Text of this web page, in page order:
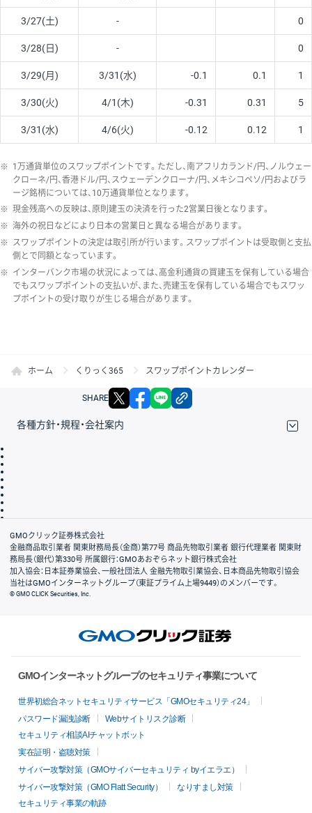
3/27(土) - 0
3/28(日) - 0
3/29(月) 3/31(水) -0.1 0.1 1
3/30(火) 4/1(木) -0.31 0.31 5
3/31(水) 4/6(火) -0.12 0.12 1
※ 1万通貨単位のスワップポイントです。ただし、南アフリカランド/円、ノルウェー
クローネ/円、香港ドル/円、スウェーデンクローナ/円、メキシコペソ/円およびラ
ージ銘柄については、10万通貨単位となります。
※ 現金残高への反映は、原則建玉の決済を行った2営業日後となります。
※ 海外の祝日などにより日本の営業日と異なる場合があります。
※ スワップポイントの決定は取引所が行います。スワップポイントは受取側と支払
側とで同額となっています。
※ インターバンク市場の状況によっては、高金利通貨の買建玉を保有している場合
でもスワップポイントの支払いが、また、売建玉を保有している場合でもスワッ
プポイントの受け取りが生じる場合があります。
ホーム くりっく365 スワップポイントカレンダー
SHARE X facebook
各種方針・規程・会社案内
会社案内
GMOクリック証券株式会社
金融商品取引業者 関東財務局長（金商）第77号 商品先物取引業者 銀行代理業者 関東財
務局長（銀代）第330号 所属銀行：GMOあおぞらネット銀行株式会社
加入協会：日本証券業協会、一般社団法人 金融先物取引業協会、日本商品先物取引協会
当社はGMOインターネットグループ（東証プライム上場9449）のメンバーです。
© GMO CLICK Securities, Inc.
GMOインターネットグループのセキュリティ事業について
世界初総合ネットセキュリティサービス「GMOセキュリティ24」
パスワード漏洩診断
Webサイトリスク診断
セキュリティ相談AIチャットボット
実在証明・盗聴対策
サイバー攻撃対策（GMOサイバーセキュリティ byイエラエ）
サイバー攻撃対策（GMO Flatt Security）
なりすまし対策
セキュリティ事業の軌跡